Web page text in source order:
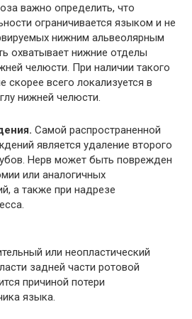
важно определить, что
ограничивается языком и не
нижним альвеолярным
охватывает нижние отделы
челюсти. При наличии такого
всего локализуется в
нижней челюсти.
Самой распространенной
является удаление второго
Нерв может быть поврежден
или аналогичных
а также при надрезе
или неопластический
задней части ротовой
причиной потери
языка.